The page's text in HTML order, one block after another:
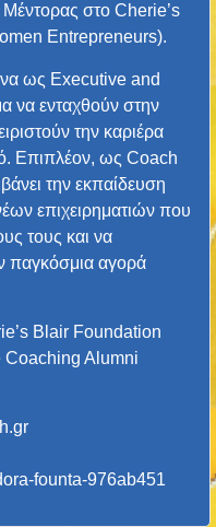
στο Cherie’s
Entrepreneurs).
ως Executive and
να ενταχθούν στην
την καριέρα
Επιπλέον, ως Coach
την εκπαίδευση
επιχειρηματιών που
τους και να
παγκόσμια αγορά
Blair Foundation
Coaching Alumni
founta-976ab451